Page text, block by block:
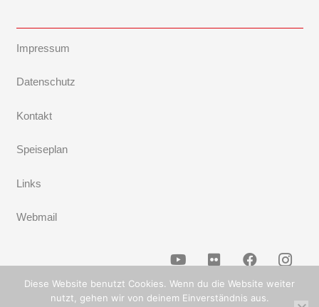
Impressum
Datenschutz
Kontakt
Speiseplan
Links
Webmail
Diese Website benutzt Cookies. Wenn du die Website weiter
nutzt, gehen wir von deinem Einverständnis aus.